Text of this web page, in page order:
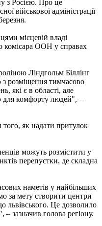
з Росією. Про це
військової адміністрації
місцевій владі
комісара ООН у справах
Ліндгольм Біллінг
розміщення тимчасово
які є в області, але
для комфорту людей", –
як надати притулок
можуть розмістити у
перепустки, де складна
наметів у найбільших
за мету створити центри
львівського. Це дозволило
зазначив голова регіону.